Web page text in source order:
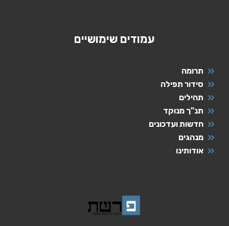
עמודים שימושיים
תרומה
סידור תפילה
תהילים
תנ"ך מנוקד
חדשות ועדכונים
מנהגים
אודותינו